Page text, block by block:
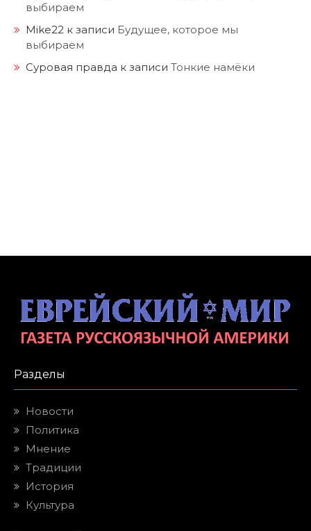
выбираем
Mike22 к записи Будущее, которое мы
выбираем
Суровая правда к записи Тонкие намёки
Разделы
Новости
Политика
Мнение
Традиции
История
Культура